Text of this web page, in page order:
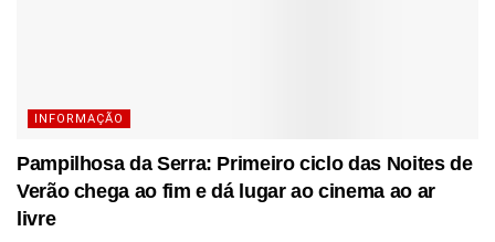
INFORMAÇÃO
Pampilhosa da Serra: Primeiro ciclo das Noites de
Verão chega ao fim e dá lugar ao cinema ao ar
livre